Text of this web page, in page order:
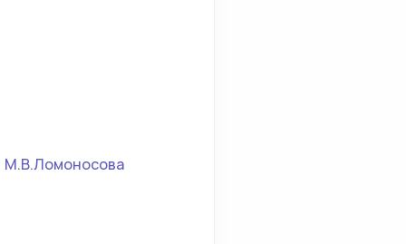
М.В.Ломоносова